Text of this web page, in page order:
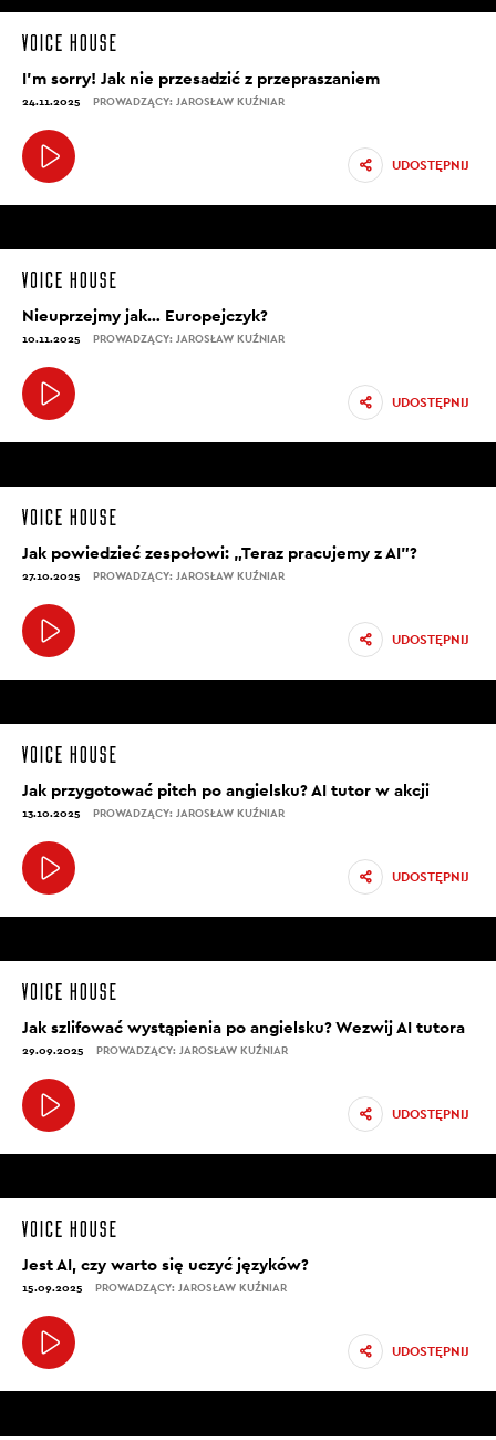
I’m sorry! Jak nie przesadzić z przepraszaniem
24.11.2025 PROWADZĄCY: JAROSŁAW KUŹNIAR
UDOSTĘPNIJ
Nieuprzejmy jak… Europejczyk?
10.11.2025 PROWADZĄCY: JAROSŁAW KUŹNIAR
UDOSTĘPNIJ
Jak powiedzieć zespołowi: „Teraz pracujemy z AI”?
27.10.2025 PROWADZĄCY: JAROSŁAW KUŹNIAR
UDOSTĘPNIJ
Jak przygotować pitch po angielsku? AI tutor w akcji
13.10.2025 PROWADZĄCY: JAROSŁAW KUŹNIAR
UDOSTĘPNIJ
Jak szlifować wystąpienia po angielsku? Wezwij AI tutora
29.09.2025 PROWADZĄCY: JAROSŁAW KUŹNIAR
UDOSTĘPNIJ
Jest AI, czy warto się uczyć języków?
15.09.2025 PROWADZĄCY: JAROSŁAW KUŹNIAR
UDOSTĘPNIJ